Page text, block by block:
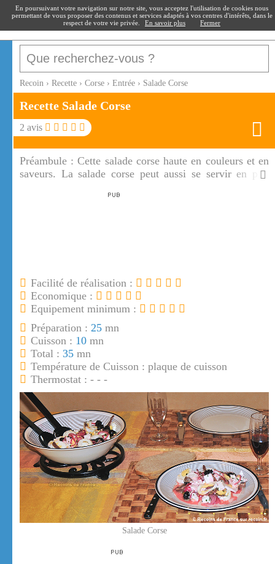
recoin.fr
Recoin › Recette › Corse › Entrée › Salade Corse
Recette Salade Corse
2 avis
Préambule :Cette salade corse haute en couleurs et en
saveurs. La salade corse peut aussi se servir en plat
Facilité de réalisation :
Economique :
Equipement minimum :
Préparation : 25 mn
Cuisson : 10 mn
Total : 35 mn
Température de Cuisson : plaque de cuisson
Thermostat : - - -
Salade Corse
En poursuivant votre navigation sur notre site, vous acceptez l'utilisation de cookies nous
permettant de vous proposer des contenus et services adaptés à vos centres d'intérêts, dans le
respect de votre vie privée.
En savoir plus Fermer